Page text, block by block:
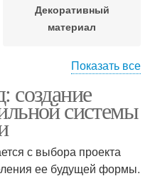
Декоративный
материал
Искусственный камень
Комната из
Показать все
создание
системы
с выбора проекта
ее будущей формы.